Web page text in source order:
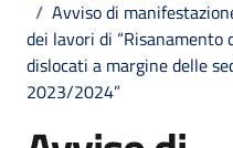
/ Avviso di
dei lavori di “Risanamento
dislocati a margine delle
2023/2024”